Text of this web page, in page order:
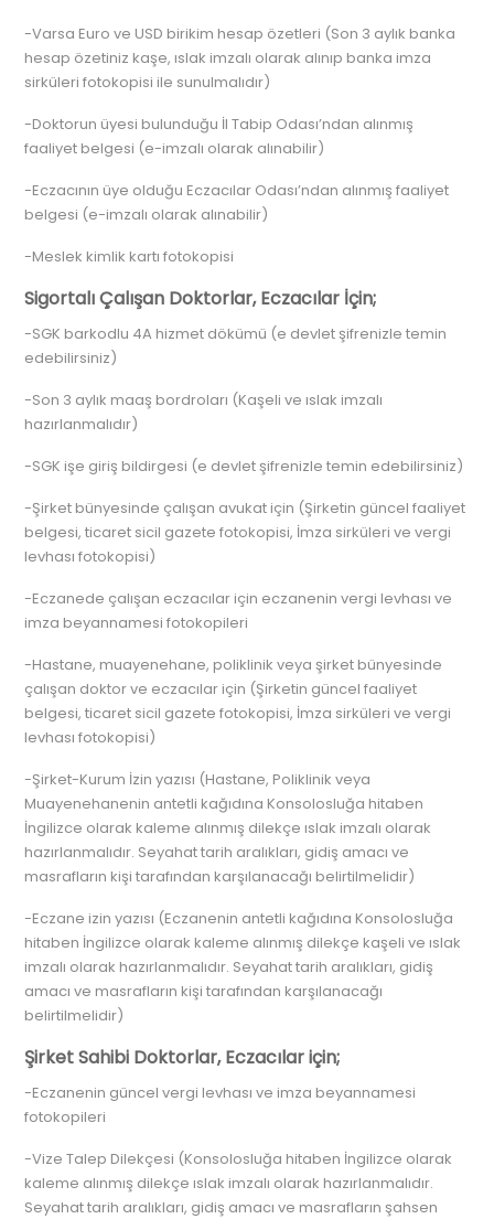
-Varsa Euro ve USD birikim hesap özetleri (Son 3 aylık banka
hesap özetiniz kaşe, ıslak imzalı olarak alınıp banka imza
sirküleri fotokopisi ile sunulmalıdır)
-Doktorun üyesi bulunduğu İl Tabip Odası’ndan alınmış
faaliyet belgesi (e-imzalı olarak alınabilir)
-Eczacının üye olduğu Eczacılar Odası’ndan alınmış faaliyet
belgesi (e-imzalı olarak alınabilir)
-Meslek kimlik kartı fotokopisi
Sigortalı Çalışan Doktorlar, Eczacılar İçin;
-SGK barkodlu 4A hizmet dökümü (e devlet şifrenizle temin
edebilirsiniz)
-Son 3 aylık maaş bordroları (Kaşeli ve ıslak imzalı
hazırlanmalıdır)
-SGK işe giriş bildirgesi (e devlet şifrenizle temin edebilirsiniz)
-Şirket bünyesinde çalışan avukat için (Şirketin güncel faaliyet
belgesi, ticaret sicil gazete fotokopisi, İmza sirküleri ve vergi
levhası fotokopisi)
-Eczanede çalışan eczacılar için eczanenin vergi levhası ve
imza beyannamesi fotokopileri
-Hastane, muayenehane, poliklinik veya şirket bünyesinde
çalışan doktor ve eczacılar için (Şirketin güncel faaliyet
belgesi, ticaret sicil gazete fotokopisi, İmza sirküleri ve vergi
levhası fotokopisi)
-Şirket-Kurum İzin yazısı (Hastane, Poliklinik veya
Muayenehanenin antetli kağıdına Konsolosluğa hitaben
İngilizce olarak kaleme alınmış dilekçe ıslak imzalı olarak
hazırlanmalıdır. Seyahat tarih aralıkları, gidiş amacı ve
masrafların kişi tarafından karşılanacağı belirtilmelidir)
-Eczane izin yazısı (Eczanenin antetli kağıdına Konsolosluğa
hitaben İngilizce olarak kaleme alınmış dilekçe kaşeli ve ıslak
imzalı olarak hazırlanmalıdır. Seyahat tarih aralıkları, gidiş
amacı ve masrafların kişi tarafından karşılanacağı
belirtilmelidir)
Şirket Sahibi Doktorlar, Eczacılar için;
-Eczanenin güncel vergi levhası ve imza beyannamesi
fotokopileri
-Vize Talep Dilekçesi (Konsolosluğa hitaben İngilizce olarak
kaleme alınmış dilekçe ıslak imzalı olarak hazırlanmalıdır.
Seyahat tarih aralıkları, gidiş amacı ve masrafların şahsen